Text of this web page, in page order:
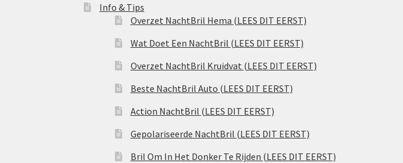
Info & Tips
Overzet NachtBril Hema (LEES DIT EERST)
Wat Doet Een NachtBril (LEES DIT EERST)
Overzet NachtBril Kruidvat (LEES DIT EERST)
Beste NachtBril Auto (LEES DIT EERST)
Action NachtBril (LEES DIT EERST)
Gepolariseerde NachtBril (LEES DIT EERST)
Bril Om In Het Donker Te Rijden (LEES DIT EERST)